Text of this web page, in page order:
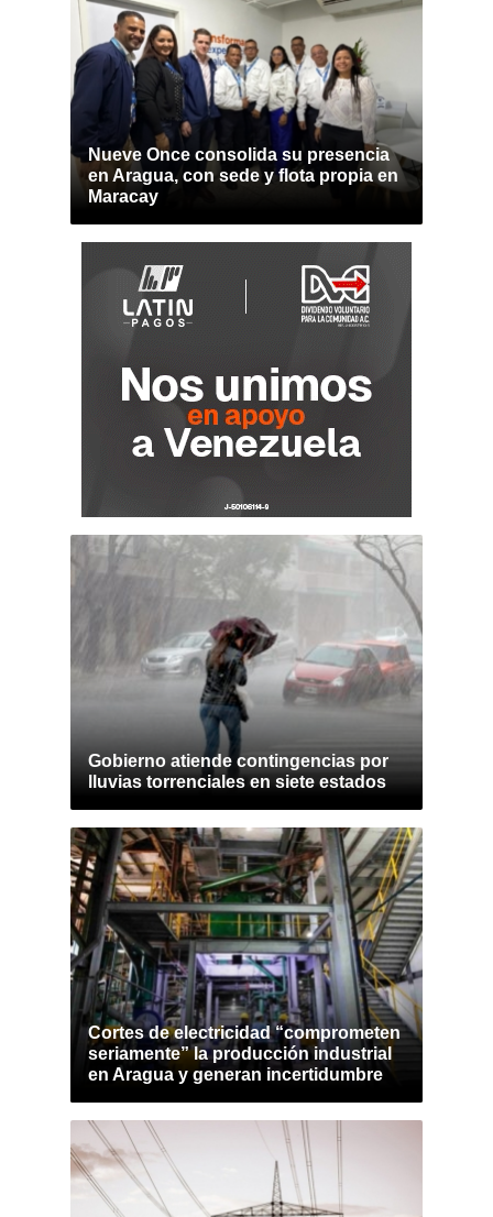
Nueve Once consolida su presencia
en Aragua, con sede y flota propia en
Maracay
Gobierno atiende contingencias por
lluvias torrenciales en siete estados
Cortes de electricidad “comprometen
seriamente” la producción industrial
en Aragua y generan incertidumbre